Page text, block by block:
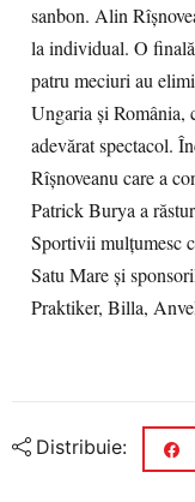
sanbon. Alin
la individual. O
patru meciuri au
Ungaria și România,
adevărat spectacol.
Rîșnoveanu care a
Patrick Burya a
Sportivii mulţumesc
Satu Mare și
Praktiker, Billa,
Distribuie: